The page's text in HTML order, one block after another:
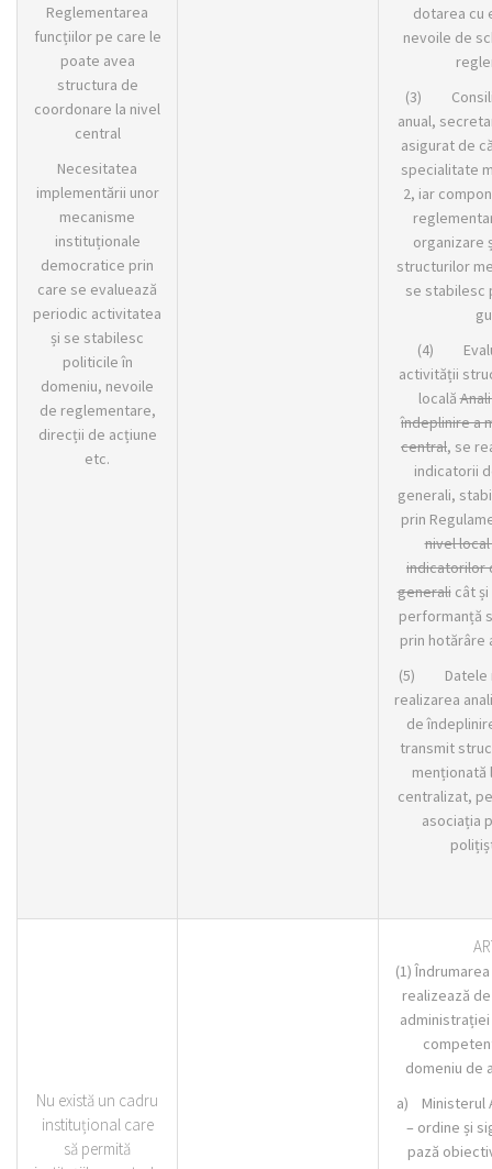
Reglementarea
funcțiilor pe care le
poate avea
structura de
coordonare la nivel
central
Necesitatea
implementării unor
mecanisme
instituționale
democratice prin
care se evaluează
periodic activitatea
și se stabilesc
politicile în
domeniu, nevoile
de reglementare,
direcții de acțiune
etc.
dotarea cu
nevoile de
(3)
anual,
asigurat de
specialitate
2, iar
organizare
structurilor
se stabilesc
(4)
activității
locală
îndeplinire a
central, se
indicatorii
generali,
prin
nivel
indicatorilor
generalicât și
performanță
prin hotărâre
(5) Datele
realizarea
de
transmit
menționată
centralizat,
asociația
Nu există un cadru
instituțional care
să permită
(1)
realizează
domeniu de
a) Ministerul
– ordine și
pază